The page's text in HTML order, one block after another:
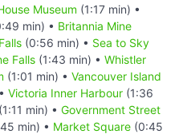
Museum (1:17 min) •
min) • Britannia Mine
(0:56 min) • Sea to Sky
Falls (1:43 min) • Whistler
(1:01 min) • Vancouver Island
Victoria Inner Harbour (1:36
(1:11 min) • Government Street
min) • Market Square (0:45